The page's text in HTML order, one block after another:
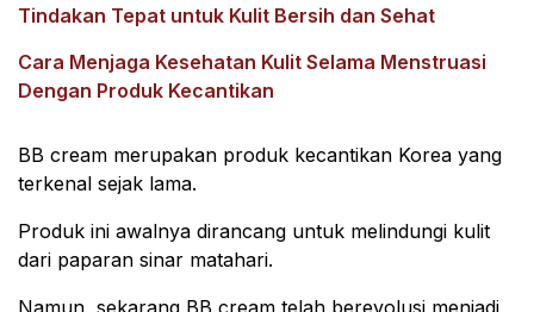
Tindakan Tepat untuk Kulit Bersih dan Sehat
Cara Menjaga Kesehatan Kulit Selama Menstruasi
Dengan Produk Kecantikan
BB cream merupakan produk kecantikan Korea yang
terkenal sejak lama.
Produk ini awalnya dirancang untuk melindungi kulit
dari paparan sinar matahari.
Namun, sekarang BB cream telah berevolusi menjadi